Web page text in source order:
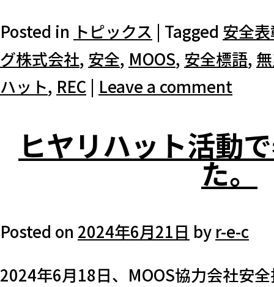
Posted in トピックス | Tagged 安全
グ株式会社, 安全, MOOS, 安全標語,
ハット, REC | Leave a comment
ヒヤリハット活動
た。
Posted on 2024年6月21日 by r-e-c
2024年6月18日、MOOS協力会社安